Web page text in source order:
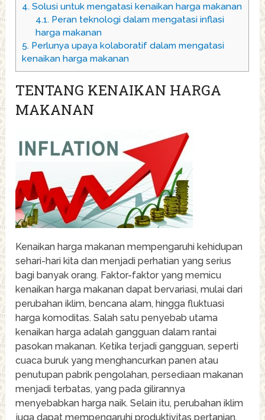
4. Solusi untuk mengatasi kenaikan harga makanan
4.1.Peran teknologi dalam mengatasi inflasi
harga makanan
5. Perlunya upaya kolaboratif dalam mengatasi
kenaikan harga makanan
TENTANG KENAIKAN HARGA
MAKANAN
Kenaikan harga makanan mempengaruhi kehidupan
sehari-hari kita dan menjadi perhatian yang serius
bagi banyak orang. Faktor-faktor yang memicu
kenaikan harga makanan dapat bervariasi, mulai dari
perubahan iklim, bencana alam, hingga fluktuasi
harga komoditas. Salah satu penyebab utama
kenaikan harga adalah gangguan dalam rantai
pasokan makanan. Ketika terjadi gangguan, seperti
cuaca buruk yang menghancurkan panen atau
penutupan pabrik pengolahan, persediaan makanan
menjadi terbatas, yang pada gilirannya
menyebabkan harga naik. Selain itu, perubahan iklim
juga dapat mempengaruhi produktivitas pertanian,